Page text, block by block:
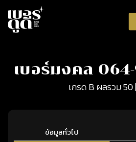
เบอร์มงคล
เกรด B ผลรวม 50
ข้อมูลทั่วไป